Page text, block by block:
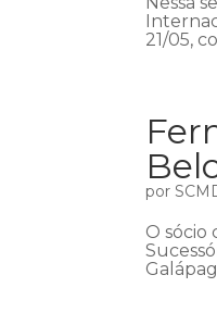
21/05,
por
O sócio